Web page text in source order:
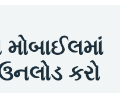
કરો